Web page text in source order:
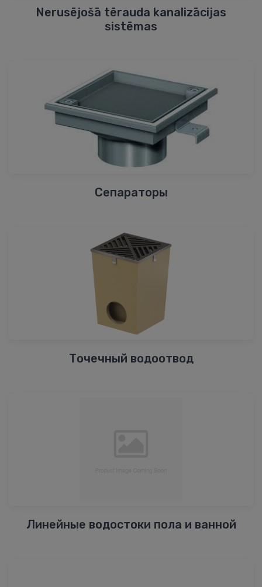
Nerusējošā tērauda kanalizācijas
sistēmas
Сепараторы
Точечный водоотвод
Линейные водостоки пола и ванной